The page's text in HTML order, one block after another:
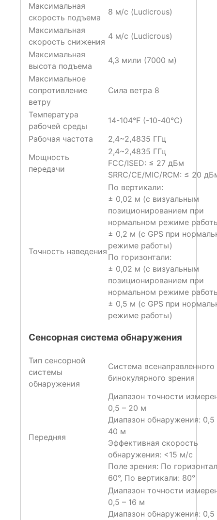
Максимальная
скорость подъема
8 м/с (Ludicrous)
Максимальная
скорость снижения
4 м/с (Ludicrous)
Максимальная
высота подъема
4,3 мили (7000 м)
Максимальное
сопротивление
ветру
Сила ветра 8
Температура
рабочей среды
14-104°F (-10-40°C)
Рабочая частота
2,4~2,4835 ГГц
Мощность
передачи
2,4~2,4835 ГГц
FCC/ISED: ≤ 27 дБм
SRRC/CE/MIC/RCM: ≤ 20
Точность наведения
По вертикали:
± 0,02 м (с визуальным
позиционированием при
нормальном режиме
± 0,2 м (с GPS при
режиме работы)
По горизонтали:
± 0,02 м (с визуальным
позиционированием при
нормальном режиме
± 0,5 м (с GPS при
режиме работы)
Сенсорная система обнаружения
Тип сенсорной
системы
обнаружения
Система всенаправленного
бинокулярного зрения
Передняя
Диапазон точности
0,5 – 20 м
Диапазон обнаружения: 0,5
40 м
Эффективная скорость
обнаружения: <15 м/с
Поле зрения: По
60°, По вертикали: 80°
Диапазон точности
0,5 – 16 м
Диапазон обнаружения: 0,5